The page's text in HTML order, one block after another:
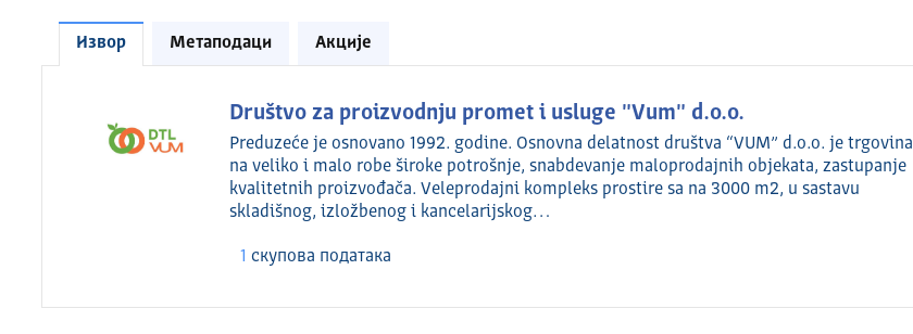
Извор Метаподаци Акције
Društvo za proizvodnju promet i usluge "Vum" d.o.o.
Preduzeće je osnovano 1992. godine. Osnovna delatnost društva “VUM” d.o.o. je trgovina
na veliko i malo robe široke potrošnje, snabdevanje maloprodajnih objekata, zastupanje
kvalitetnih proizvođača. Veleprodajni kompleks prostire sa na 3000 m2, u sastavu
skladišnog, izložbenog i kancelarijskog…
1 скуповa података